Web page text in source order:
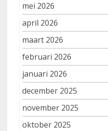
mei 2026
april 2026
maart 2026
februari 2026
januari 2026
december 2025
november 2025
oktober 2025